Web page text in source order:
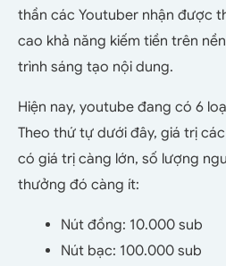
thần các Youtuber nhận được
cao khả năng kiếm tiền trên
trình sáng tạo nội dung.
Hiện nay, youtube đang có 6
Theo thứ tự dưới đây, giá trị
có giá trị càng lớn, số lượng
thưởng đó càng ít:
Nút đồng: 10.000 sub
Nút bạc: 100.000 sub